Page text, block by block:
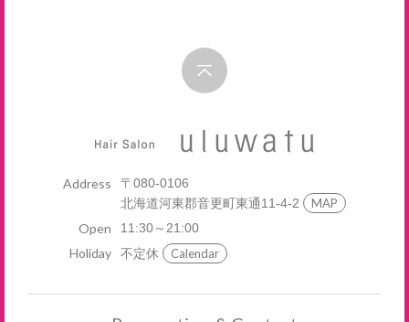
Address
〒080-0106
北海道河東郡音更町東通11-4-2
MAP
Open 11:30～21:00
Holiday 不定休 Calendar